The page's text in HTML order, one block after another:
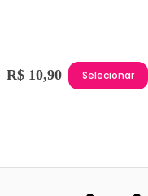
R$ 10,90 Selecionar